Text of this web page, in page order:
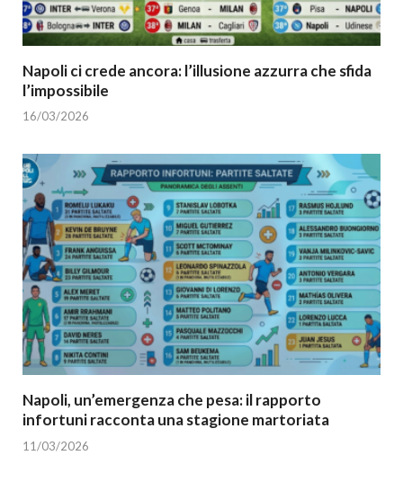
Napoli ci crede ancora: l’illusione azzurra che sfida
l’impossibile
16/03/2026
Napoli, un’emergenza che pesa: il rapporto
infortuni racconta una stagione martoriata
11/03/2026